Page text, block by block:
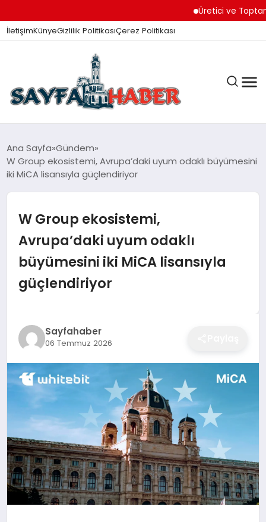
Üretici ve Toptancılar
İletişimKünyeGizlilik PolitikasıÇerez Politikası
ANA SAYFA
GÜNDEM
İZMIR HABERLERI
EĞITIM
EKONOMI
SAĞLIK
SPOR
YAŞAM
DIĞER
Ana Sayfa Gündem
W Group ekosistemi, Avrupa’daki uyum odaklı büyümesini
iki MiCA lisansıyla güçlendiriyor
W Group ekosistemi,
Avrupa’daki uyum odaklı
büyümesini iki MiCA lisansıyla
güçlendiriyor
Sayfahaber
06 Temmuz 2026